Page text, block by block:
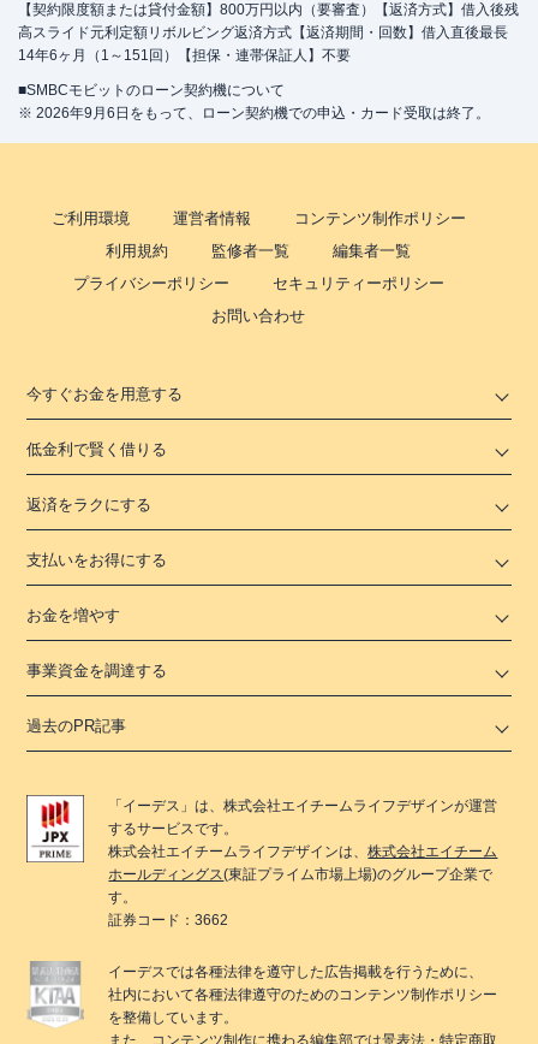
【契約限度額または貸付金額】800万円以内（要審査）【返済方式】借入後残
高スライド元利定額リボルビング返済方式【返済期間・回数】借入直後最長
14年6ヶ月（1～151回）【担保・連帯保証人】不要
■SMBCモビットのローン契約機について
※ 2026年9月6日をもって、ローン契約機での申込・カード受取は終了。
ご利用環境 運営者情報
コンテンツ制作ポリシー
利用規約
監修者一覧
編集者一覧
プライバシーポリシー
セキュリティーポリシー
お問い合わせ
今すぐお金を用意する
低金利で賢く借りる
返済をラクにする
支払いをお得にする
お金を増やす
事業資金を調達する
過去のPR記事
「 イーデス 」は、株式会社エイチームライフデザインが運営
するサービスです。
株式会社エイチームライフデザインは、株式会社エイチーム
ホールディングス(東証プライム市場上場)のグループ企業で
す。
証券コード：3662
イーデスでは各種法律を遵守した広告掲載を行うために、
社内において各種法律遵守のためのコンテンツ制作ポリシー
を整備しています。
また、コンテンツ制作に携わる編集部では景表法・特定商取